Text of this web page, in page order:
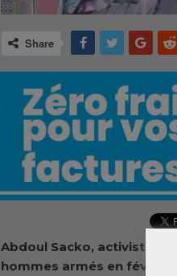
Share
Abdoul Sacko, activiste de
hommes armés en février